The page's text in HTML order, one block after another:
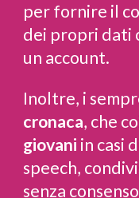
per fornire il
dei propri dati
un account.
Inoltre, i
cronaca, che
giovani in casi
speech,
senza